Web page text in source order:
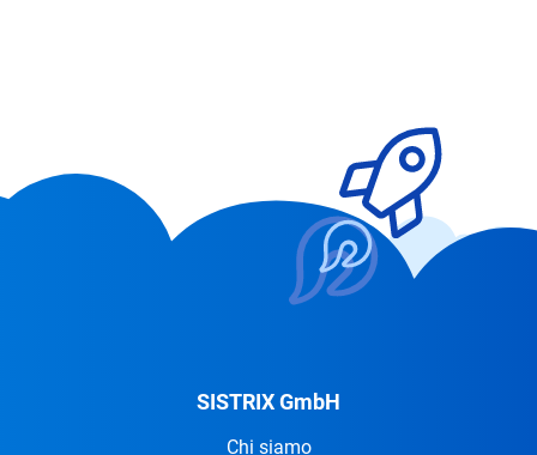
SISTRIX GmbH
Chi siamo